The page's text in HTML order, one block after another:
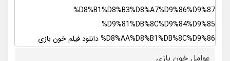
عوامل خون بازی